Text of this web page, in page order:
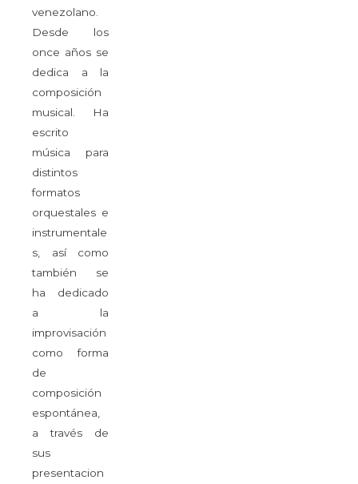
venezolano.
Desde los
once años se
dedica a la
composición
musical. Ha
escrito
música para
distintos
formatos
orquestales e
instrumentale
s, así como
también se
ha dedicado
a la
improvisación
como forma
de
composición
espontánea,
a través de
sus
presentacion